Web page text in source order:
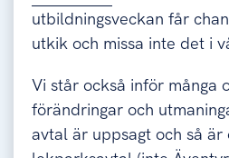
utbildningsveckan får
utkik och missa inte det i
Vi står också inför många
förändringar och
avtal är uppsagt och så